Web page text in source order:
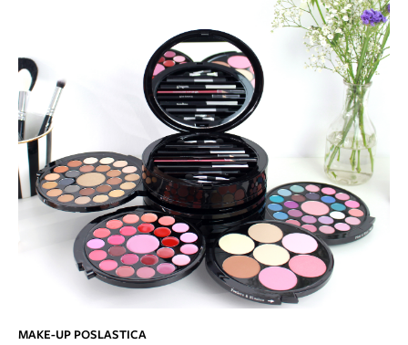
MAKE-UP POSLASTICA